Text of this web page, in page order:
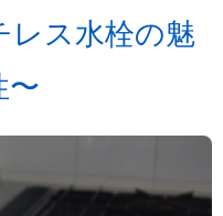
レス水栓の魅
〜